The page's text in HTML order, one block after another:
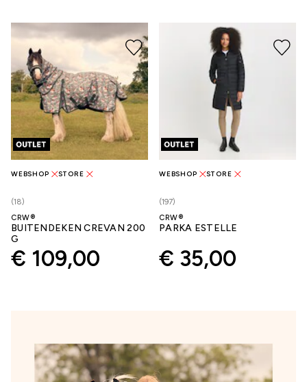
(18)
WEBSHOP STORE
CRW®
BUITENDEKEN CREVAN 200
G
€ 109,00
(197)
WEBSHOP STORE
CRW®
PARKA ESTELLE
€ 35,00